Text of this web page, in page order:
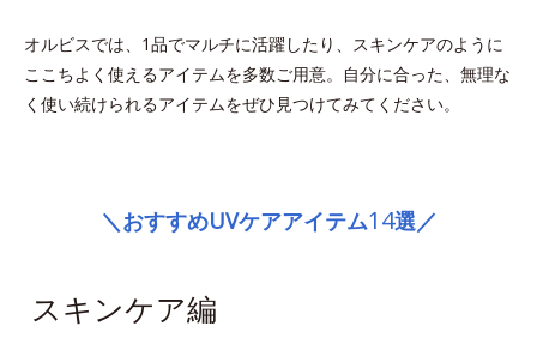
オルビスでは、1品でマルチに活躍したり、スキンケアのように
ここちよく使えるアイテムを多数ご用意。自分に合った、無理な
く使い続けられるアイテムをぜひ見つけてみてください。
＼おすすめUVケアアイテム14選／
スキンケア編